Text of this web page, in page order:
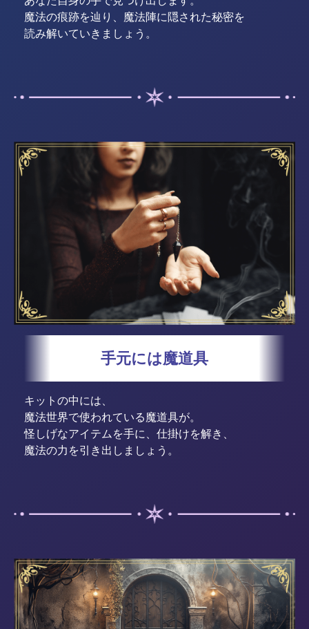
魔法の痕跡を辿り、魔法陣に隠された秘密を
読み解いていきましょう。
手元には魔道具
キットの中には、
魔法世界で使われている魔道具が。
怪しげなアイテムを手に、仕掛けを解き、
魔法の力を引き出しましょう。